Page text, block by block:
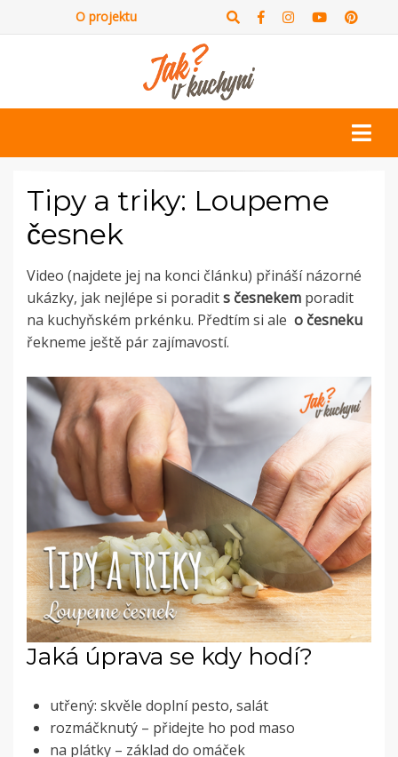
O projektu
Tipy a triky: Loupeme
česnek
Video (najdete jej na konci článku) přináší názorné
ukázky, jak nejlépe si poradits česnekem poradit
na kuchyňském prkénku. Předtím si ale o česneku
řekneme ještě pár zajímavostí.
Jaká úprava se kdy hodí?
utřený: skvěle doplní pesto, salát
rozmáčknutý – přidejte ho pod maso
na plátky – základ do omáček